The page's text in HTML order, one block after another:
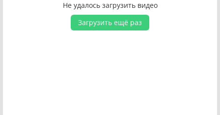
Не удалось загрузить видео
Загрузить ещё раз